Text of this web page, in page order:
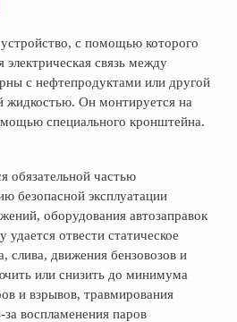
с помощью которого
электрическая связь между
с нефтепродуктами или другой
жидкостью. Он монтируется на
специального кронштейна.
обязательной частью
безопасной эксплуатации
оборудования автозаправок
отвести статическое
слива, движения бензовозов и
или снизить до минимума
и взрывов, травмирования
воспламенения паров